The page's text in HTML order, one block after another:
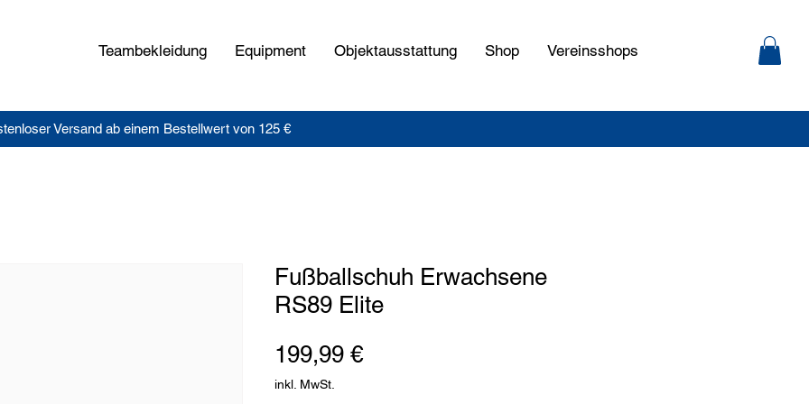
Teambekleidung Equipment Objektausstattung Shop Vereinsshops
Versand ab einem Bestellwert von 125 €
Fußballschuh Erwachsene
RS89 Elite
199,99 €Preis
inkl. MwSt.